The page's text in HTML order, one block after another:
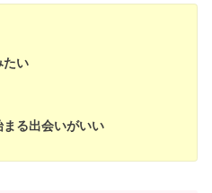
たい
る出会いがいい